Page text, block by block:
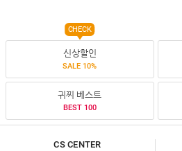
신상할인
SALE 10%
CHECK
귀찌 베스트
BEST 100
CS CENTER